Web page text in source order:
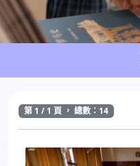
第 1 / 1 頁 ， 總數：14